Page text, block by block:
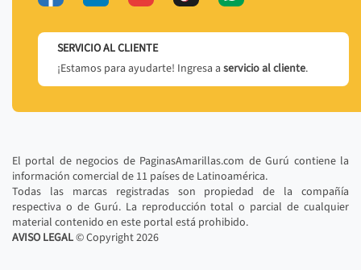
SERVICIO AL CLIENTE
¡Estamos para ayudarte! Ingresa a servicio al cliente.
El portal de negocios de PaginasAmarillas.com de Gurú contiene la
información comercial de 11 países de Latinoamérica.
Todas las marcas registradas son propiedad de la compañía
respectiva o de Gurú. La reproducción total o parcial de cualquier
material contenido en este portal está prohibido.
AVISO LEGAL© Copyright2026